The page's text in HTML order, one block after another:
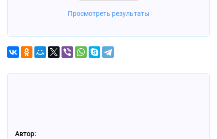
Просмотреть результаты
Автор: